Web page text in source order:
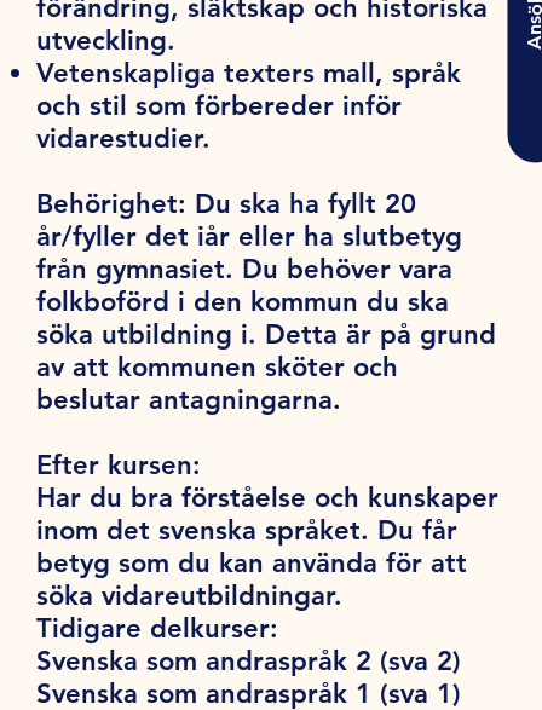
förändring, släktskap och historiska
utveckling.
Vetenskapliga texters mall, språk
och stil som förbereder inför
vidarestudier.
Behörighet: Du ska ha fyllt 20
år/fyller det iår eller ha slutbetyg
från gymnasiet. Du behöver vara
folkboförd i den kommun du ska
söka utbildning i. Detta är på grund
av att kommunen sköter och
beslutar antagningarna.
Efter kursen:
Har du bra förståelse och kunskaper
inom det svenska språket. Du får
betyg som du kan använda för att
söka vidareutbildningar.
Tidigare delkurser:
Svenska som andraspråk 2 (sva 2)
Svenska som andraspråk 1 (sva 1)